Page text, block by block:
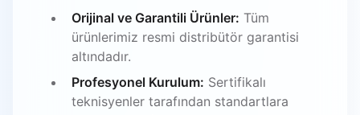
Orijinal ve Garantili Ürünler: Tüm
ürünlerimiz resmi distribütör garantisi
altındadır.
Profesyonel Kurulum: Sertifikalı
teknisyenler tarafından standartlara